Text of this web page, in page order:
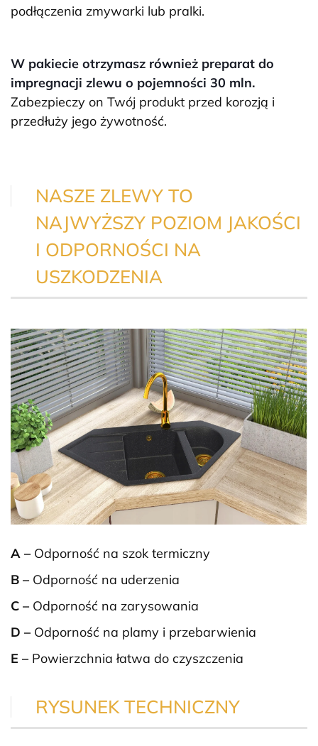
podłączenia zmywarki lub pralki.
W pakiecie otrzymasz również preparat do
impregnacji zlewu o pojemności 30 mln.
Zabezpieczy on Twój produkt przed korozją i
przedłuży jego żywotność.
NASZE ZLEWY TO
NAJWYŻSZY POZIOM JAKOŚCI
I ODPORNOŚCI NA
USZKODZENIA
A – Odporność na szok termiczny
B – Odporność na uderzenia
C – Odporność na zarysowania
D – Odporność na plamy i przebarwienia
E – Powierzchnia łatwa do czyszczenia
RYSUNEK TECHNICZNY